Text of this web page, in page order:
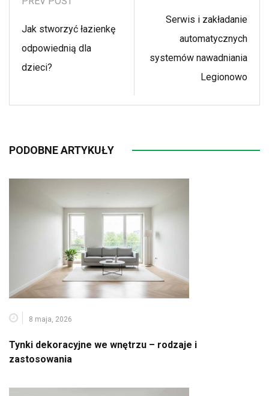
Jak stworzyć łazienkę
odpowiednią dla
dzieci?
Serwis i zakładanie
automatycznych
systemów nawadniania
Legionowo
PODOBNE ARTYKUŁY
8 maja, 2026
Tynki dekoracyjne we wnętrzu – rodzaje i
zastosowania